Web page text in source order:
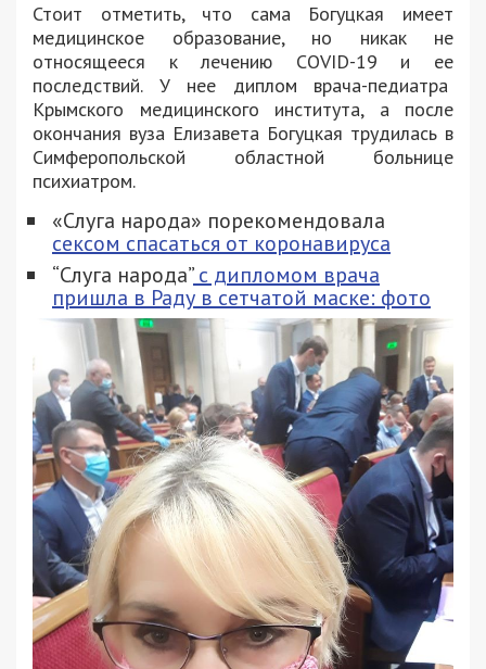
Стоит отметить, что сама Богуцкая имеет
медицинское образование, но никак не
относящееся к лечению COVID-19 и ее
последствий. У нее диплом врача-педиатра
Крымского медицинского института, а после
окончания вуза Елизавета Богуцкая трудилась в
Симферопольской областной больнице
психиатром.
«Слуга народа» порекомендовала
сексом спасаться от коронавируса
“Слуга народа”с дипломом врача
пришла в Раду в сетчатой маске: фото